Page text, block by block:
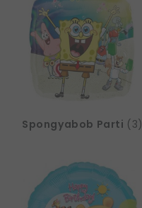
Spongyabob Parti (3)